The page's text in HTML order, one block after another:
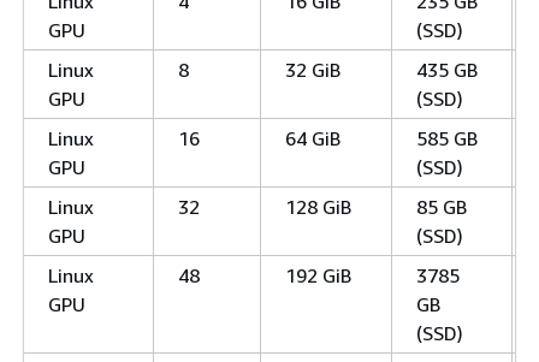
GPU
(SSD)
Linux
GPU
8 32 GiB
435 GB
(SSD)
Linux
GPU
16 64 GiB
585 GB
(SSD)
Linux
GPU
32 128 GiB
85 GB
(SSD)
Linux
GPU
48 192 GiB
3785
GB
(SSD)